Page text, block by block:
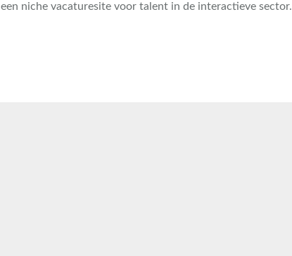
een niche vacaturesite voor talent in de interactieve sector.